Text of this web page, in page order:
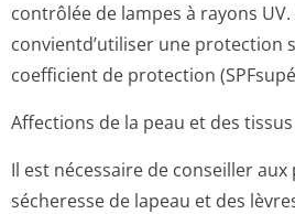
contrôlée de lampes à rayons
convientd’utiliser une protection
coefficient de protection
Affections de la peau et des
Il est nécessaire de conseiller
sécheresse de lapeau et des